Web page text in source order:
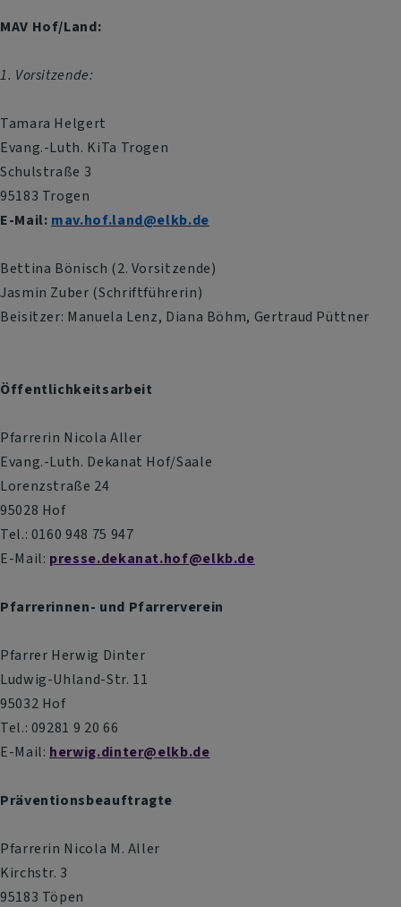
MAV Hof/Land:
1. Vorsitzende:
Tamara Helgert
Evang.-Luth. KiTa Trogen
Schulstraße 3
95183 Trogen
E-Mail: mav.hof.land@elkb.de
Bettina Bönisch (2. Vorsitzende)
Jasmin Zuber (Schriftführerin)
Beisitzer: Manuela Lenz, Diana Böhm, Gertraud Püttner
Öffentlichkeitsarbeit
Pfarrerin Nicola Aller
Evang.-Luth. Dekanat Hof/Saale
Lorenzstraße 24
95028 Hof
Tel.: 0160 948 75 947
E-Mail: presse.dekanat.hof@elkb.de
Pfarrerinnen- und Pfarrerverein
Pfarrer Herwig Dinter
Ludwig-Uhland-Str. 11
95032 Hof
Tel.: 09281 9 20 66
E-Mail: herwig.dinter@elkb.de
Präventionsbeauftragte
Pfarrerin Nicola M. Aller
Kirchstr. 3
95183 Töpen